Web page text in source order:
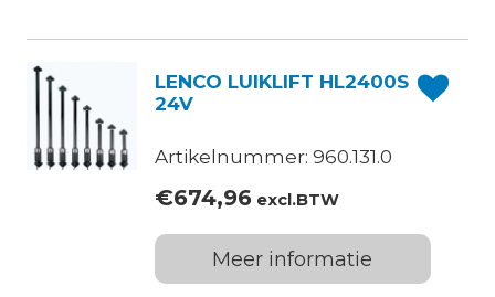
LENCO LUIKLIFT HL2400S
24V
Artikelnummer: 960.131.0
€674,96excl.BTW
Meer informatie